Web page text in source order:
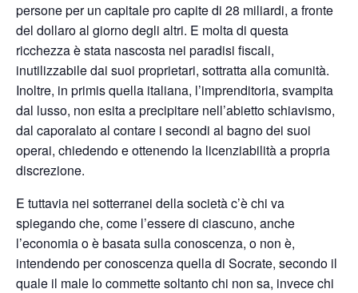
persone per un capitale pro capite di 28 miliardi, a fronte
del dollaro al giorno degli altri. E molta di questa
ricchezza è stata nascosta nei paradisi fiscali,
inutilizzabile dai suoi proprietari, sottratta alla comunità.
Inoltre, in primis quella italiana, l’imprenditoria, svampita
dal lusso, non esita a precipitare nell’abietto schiavismo,
dal caporalato al contare i secondi al bagno dei suoi
operai, chiedendo e ottenendo la licenziabilità a propria
discrezione.
E tuttavia nei sotterranei della società c’è chi va
spiegando che, come l’essere di ciascuno, anche
l’economia o è basata sulla conoscenza, o non è,
intendendo per conoscenza quella di Socrate, secondo il
quale il male lo commette soltanto chi non sa, invece chi